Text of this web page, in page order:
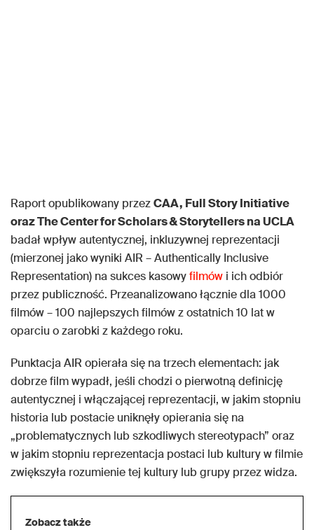
Raport opublikowany przezCAA, Full Story Initiative
oraz The Center for Scholars & Storytellers na UCLA
badał wpływ autentycznej, inkluzywnej reprezentacji
(mierzonej jako wyniki AIR – Authentically Inclusive
Representation) na sukces kasowyfilmów i ich odbiór
przez publiczność. Przeanalizowano łącznie dla 1000
filmów – 100 najlepszych filmów z ostatnich 10 lat w
oparciu o zarobki z każdego roku.
Punktacja AIR opierała się na trzech elementach: jak
dobrze film wypadł, jeśli chodzi o pierwotną definicję
autentycznej i włączającej reprezentacji, w jakim stopniu
historia lub postacie uniknęły opierania się na
„problematycznych lub szkodliwych stereotypach” oraz
w jakim stopniu reprezentacja postaci lub kultury w filmie
zwiększyła rozumienie tej kultury lub grupy przez widza.
Zobacz także